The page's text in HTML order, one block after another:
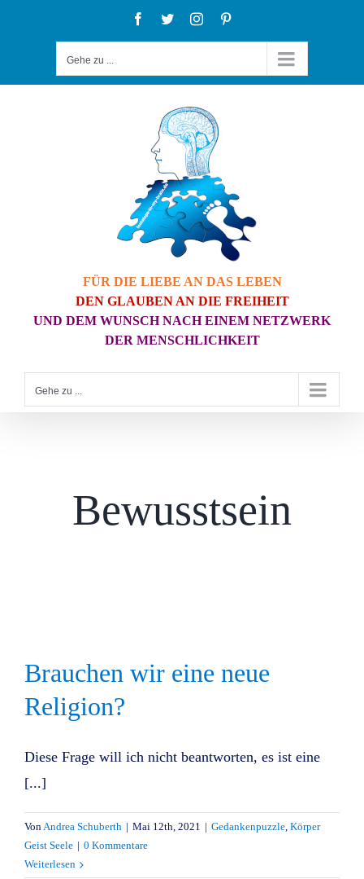
Facebook
TwitterInstagram
Gehe zu ...
FÜR DIE LIEBE AN DAS LEBEN
DEN GLAUBEN AN DIE FREIHEIT
UND DEM WUNSCH NACH EINEM NETZWERK
DER MENSCHLICHKEIT
Gehe zu ...
Bewusstsein
Brauchen wir eine neue
Religion?
Diese Frage will ich nicht beantworten, es ist eine
[...]
VonAndrea Schuberth | Mai 12th, 2021 | Gedankenpuzzle, Körper
Geist Seele | 0 Kommentare
Weiterlesen